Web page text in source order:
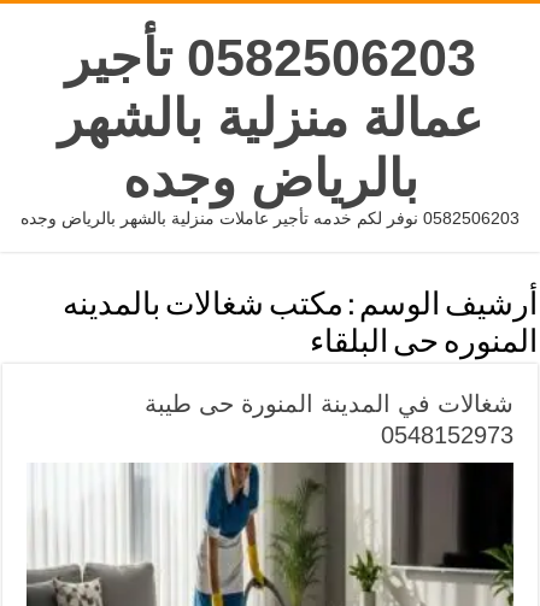
0582506203 تأجير
عمالة منزلية بالشهر
بالرياض وجده
0582506203 نوفر لكم خدمه تأجير عاملات منزلية بالشهر بالرياض وجده
أرشيف الوسم : مكتب شغالات بالمدينه
المنوره حى البلقاء
شغالات في المدينة المنورة حى طيبة
0548152973